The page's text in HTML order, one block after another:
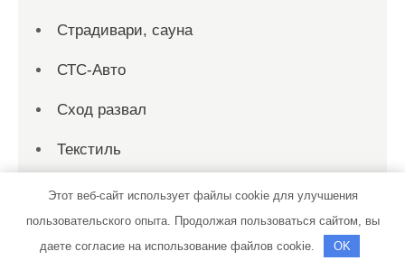
Страдивари, сауна
СТС-Авто
Сход развал
Текстиль
Терминал-АвтоПлюс
ТехАвтостанция
Этот веб-сайт использует файлы cookie для улучшения
пользовательского опыта. Продолжая пользоваться сайтом, вы
даете согласие на использование файлов cookie.
OK